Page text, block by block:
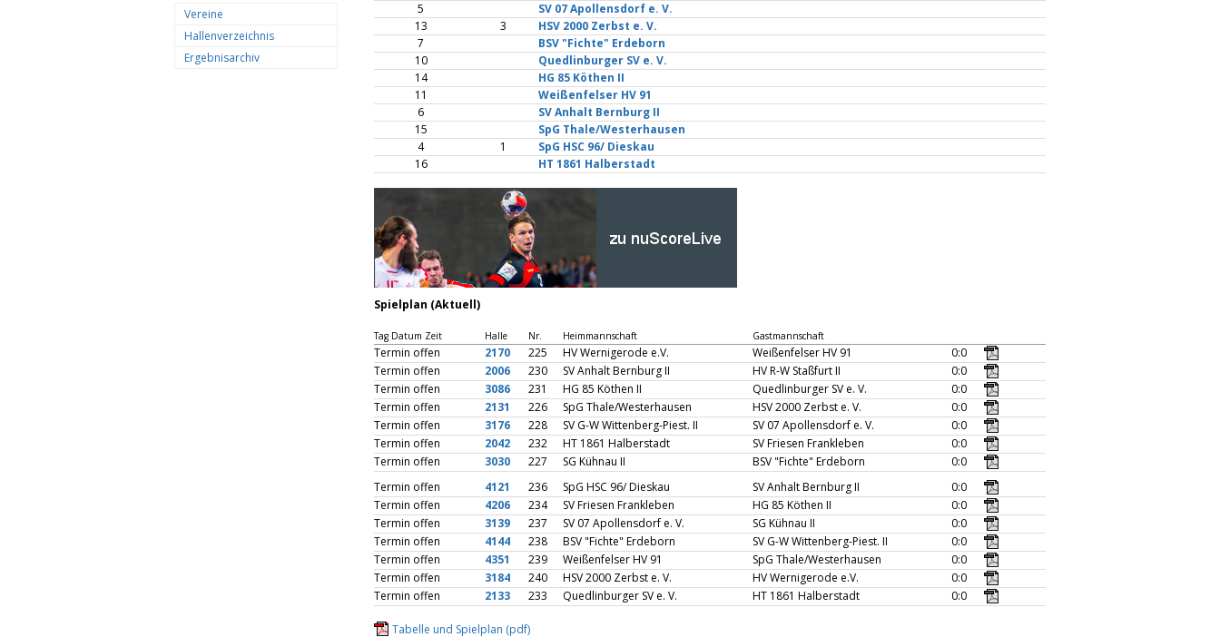
Vereine
Hallenverzeichnis
Ergebnisarchiv
5
SV 07 Apollensdorf e. V.
13
3
HSV 2000 Zerbst e. V.
7
BSV "Fichte" Erdeborn
10
Quedlinburger SV e. V.
14
HG 85 Köthen II
11
Weißenfelser HV 91
6
SV Anhalt Bernburg II
15
SpG Thale/Westerhausen
4
1
SpG HSC 96/ Dieskau
16
HT 1861 Halberstadt
Spielplan (Aktuell)
Tag Datum Zeit Halle Nr. Heimmannschaft Gastmannschaft
Termin offen 2170 225 HV Wernigerode e.V. Weißenfelser HV 91
0:0
Termin offen
2006 230 SV Anhalt Bernburg II HV R-W Staßfurt II
0:0
Termin offen
3086 231 HG 85 Köthen II Quedlinburger SV e. V.
0:0
Termin offen
2131 226 SpG Thale/Westerhausen HSV 2000 Zerbst e. V.
0:0
Termin offen
3176 228 SV G-W Wittenberg-Piest. II SV 07 Apollensdorf e. V.
0:0
Termin offen
2042 232 HT 1861 Halberstadt SV Friesen Frankleben
0:0
Termin offen
3030 227 SG Kühnau II BSV "Fichte" Erdeborn
0:0
Termin offen
4121 236 SpG HSC 96/ Dieskau SV Anhalt Bernburg II
0:0
Termin offen
4206 234 SV Friesen Frankleben HG 85 Köthen II
0:0
Termin offen
3139 237 SV 07 Apollensdorf e. V. SG Kühnau II
0:0
Termin offen
4144 238 BSV "Fichte" Erdeborn SV G-W Wittenberg-Piest. II
0:0
Termin offen
4351 239 Weißenfelser HV 91 SpG Thale/Westerhausen
0:0
Termin offen
3184 240 HSV 2000 Zerbst e. V. HV Wernigerode e.V.
0:0
Termin offen
2133 233 Quedlinburger SV e. V. HT 1861 Halberstadt 0:0
Tabelle und Spielplan (pdf)